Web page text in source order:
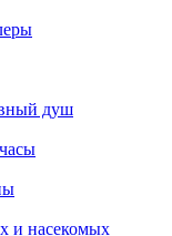
душ
и насекомых